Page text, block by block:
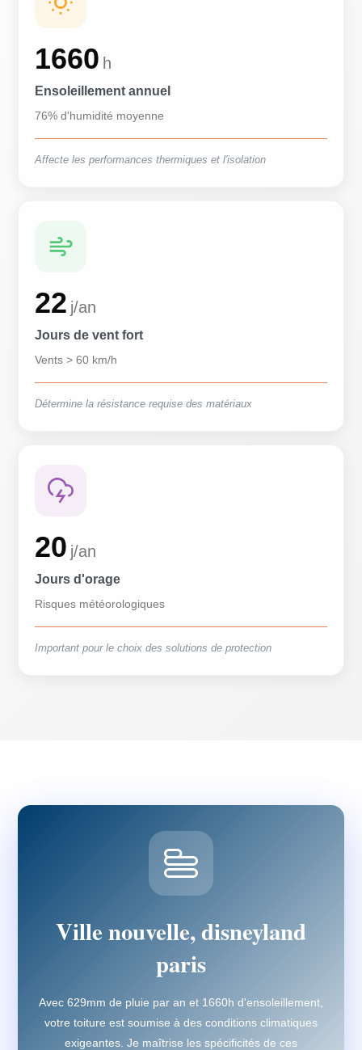
1660 h
Ensoleillement annuel
76% d'humidité moyenne
Affecte les performances thermiques et l'isolation
22 j/an
Jours de vent fort
Vents > 60 km/h
Détermine la résistance requise des matériaux
20 j/an
Jours d'orage
Risques météorologiques
Important pour le choix des solutions de protection
Ville nouvelle, disneyland
paris
Avec 629mm de pluie par an et 1660h d'ensoleillement,
votre toiture est soumise à des conditions climatiques
exigeantes. Je maîtrise les spécificités de ces